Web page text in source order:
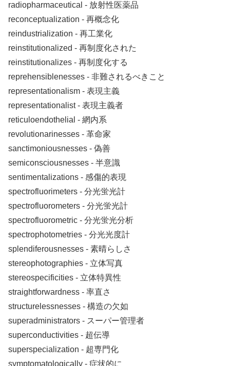
radiopharmaceutical ‐ 放射性医薬品
reconceptualization ‐ 再概念化
reindustrialization ‐ 再工業化
reinstitutionalized ‐ 再制度化された
reinstitutionalizes ‐ 再制度化する
reprehensiblenesses ‐ 非難されるべきこと
representationalism ‐ 表現主義
representationalist ‐ 表現主義者
reticuloendothelial ‐ 網内系
revolutionarinesses ‐ 革命家
sanctimoniousnesses ‐ 偽善
semiconsciousnesses ‐ 半意識
sentimentalizations ‐ 感傷的表現
spectrofluorimeters ‐ 分光蛍光計
spectrofluorometers ‐ 分光蛍光計
spectrofluorometric ‐ 分光蛍光分析
spectrophotometries ‐ 分光光度計
splendiferousnesses ‐ 素晴らしさ
stereophotographies ‐ 立体写真
stereospecificities ‐ 立体特異性
straightforwardness ‐ 率直さ
structurelessnesses ‐ 構造の欠如
superadministrators ‐ スーパー管理者
superconductivities ‐ 超伝導
superspecialization ‐ 超専門化
symptomatologically ‐ 症状的に